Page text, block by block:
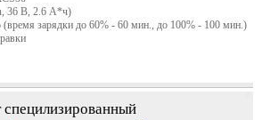
36 В, 2.6 А*ч)
(время зарядки до 60% - 60 мин., до 100% - 100 мин.)